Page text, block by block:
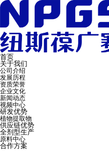
首页
关于我们
公司介绍
发展历程
资质荣誉
企业文化
新闻动态
视频中心
研发优势
植物提取物
供应链优势
全剂型生产
原料中心
合作方案